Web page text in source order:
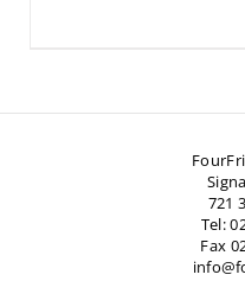
721
Tel:
Fax